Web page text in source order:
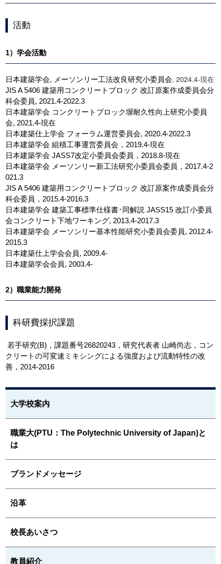
活動
1）学会活動
日本建築学会, メーソンリー工法改良研究小委員会, 2024.4-現在
JIS A 5406 建築用コンクリートブロック 改訂原案作成委員会分
科会委員, 2021.4-2022.3
日本建築学会 コンクリートブロック塀耐久性向上研究小委員
会, 2021.4-現在
日本建築仕上学会 フォーラム運営委員会, 2020.4-2022.3
日本建築学会 組積工事運営委員会，2019.4-現在
日本建築学会 JASS7改定小委員会委員，2018.8-現在
日本建築学会 メーソンリー新工法研究小委員会委員，2017.4-2
021.3
JIS A 5406 建築用コンクリートブロック 改訂原案作成委員会分
科会委員，2015.4-2016.3
日本建築学会 建築工事標準仕様書･同解説 JASS15 改訂小委員
会コンクリート下地ワーキング, 2013.4-2017.3
日本建築学会 メーソンリー基本性能研究小委員会委員, 2012.4-
2015.3
日本建築仕上学会会員, 2009.4-
日本建築学会会員, 2003.4-
2）職業能力開発
科研費採択課題
若手研究(B)，課題番号26820243，研究代表者 山崎尚志，コン
クリートの可変速ミキシングによる強度および流動特性の改
善，2014-2016
大学校案内
職業大(PTU：The Polytechnic University of Japan)と
は
ブランドメッセージ
沿革
校長あいさつ
教員紹介